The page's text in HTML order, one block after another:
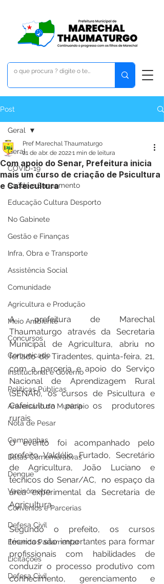
Post
Geral
COVID-19
Saúde e Saneamento
Educação Cultura Desporto
No Gabinete
Gestão e Finanças
Infra, Obra e Transporte
Assistência Social
Comunidade
Agricultura e Produção
Meio Ambiente
Concursos
Comunicado
Institucional e Governo
Políticas Públicas
Aniversário do Município
Nota de Pesar
Campanhas
Datas Comemorativas
Dengue
Vacinômetro
Convênios e Parcerias
Defesa Civil
Emenda Parlamentar
Licitações
Defesa Civil
Geral
Com apoio do Senar, Prefeitura inicia
mais um curso de criação de Psicultura
e Cafeicultura
Pref Marechal Thaumaturgo
21 de abr. de 20221 min de leitura
A prefeitura de Marechal
Thaumaturgo através da Secretaria
Municipal de Agricultura, abriu no
feriado de Tiradentes, quinta-feira, 21,
com a parceria e apoio do Serviço
Nacional de Aprendizagem Rural
(SENAR), os cursos de Psicultura e
Cafeicultura para os produtores
rurais.
O evento foi acompanhado pelo
prefeito Valdélio Furtado, Secretário
de Agricultura, João Luciano e
técnicos do Senar/AC,  no espaço da
área experimental da Secretaria de
Agricultura.
Segundo o prefeito, os cursos
técnicos são importantes para formar
profissionais com habilidades de
conduzir o processo produtivo com
conhecimento, gerenciamento e